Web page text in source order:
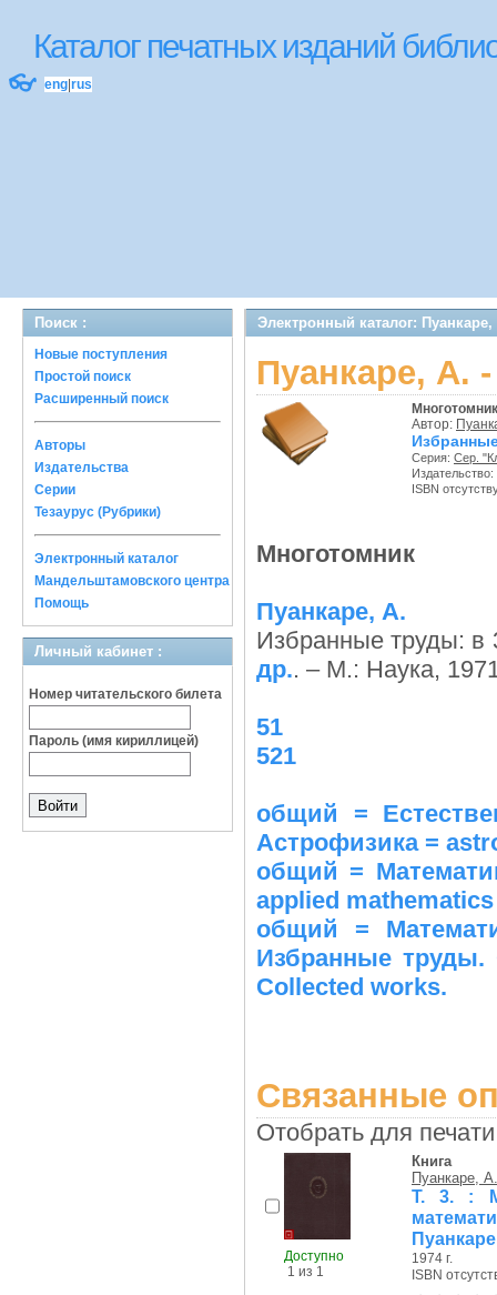
Каталог печатных изданий
👓 eng rus
Поиск :
Новые поступления
Простой поиск
Расширенный поиск
Авторы
Издательства
Серии
Тезаурус (Рубрики)
Электронный каталог
Мандельштамовского центра
Помощь
Личный кабинет :
Номер читательского билета
Пароль (имя кириллицей)
Электронный каталог:
Пуанкаре, А.
Многотомник
Автор:
Серия: Сер.
Издательство:
ISBN
Многотомник
Пуанкаре, А.
Избранные труды: в
др.. – М.: Наука,
51
521
общий =
Астрофизика =
общий =
applied mathematics
общий =
Избранные труды.
Collected works.
Связанные
Отобрать для
Доступно
1 из 1
Книга
Пуанкаре, А.
Т. 3. :
Пуанкаре
1974 г.
ISBN